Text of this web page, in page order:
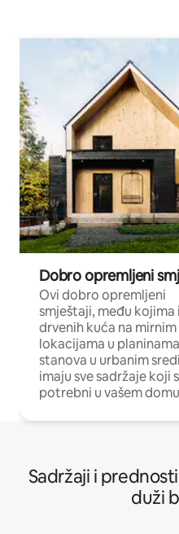
Dobro opremljeni
Ovi dobro opremljeni
smještaji, među kojima
drvenih kuća na mirnim
lokacijama u
stanova u urbanim
imaju sve sadržaje koji
potrebni u vašem
Sadržaji i
duži